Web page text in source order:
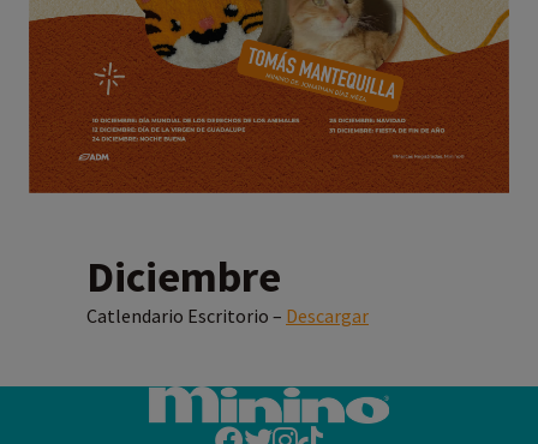
Diciembre
Catlendario Escritorio – Descargar